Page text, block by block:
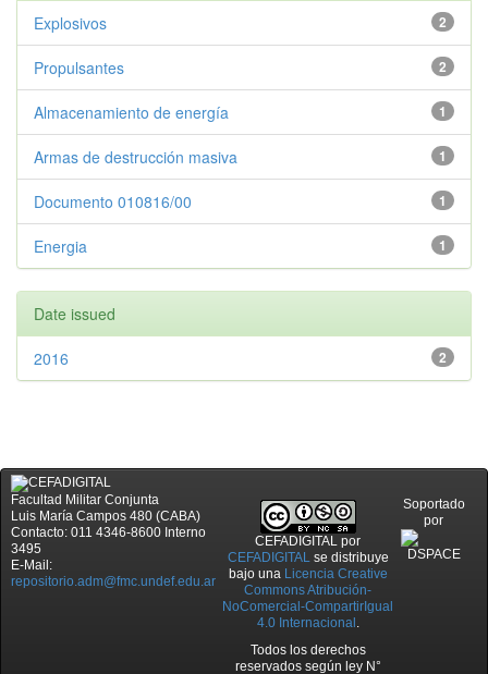
2
Explosivos
2
Propulsantes
1
Almacenamiento de energía
1
Armas de destrucción masiva
1
Documento 010816/00
1
Energia
Date issued
2
2016
Facultad Militar Conjunta
Luis María Campos 480 (CABA)
Contacto: 011 4346-8600 Interno
3495
E-Mail:
repositorio.adm@fmc.undef.edu.ar
CEFADIGITAL por
CEFADIGITALse distribuye
bajo una Licencia Creative
Commons Atribución-
NoComercial-CompartirIgual
4.0 Internacional .
Todos los derechos
reservados según ley N°
Soportado
por